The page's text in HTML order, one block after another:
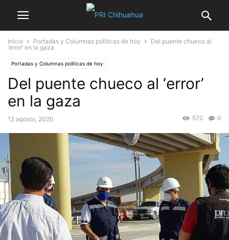
Inicio Portadas y Columnas políticas de hoy
Del puente chueco al
‘error’ en la gaza
Portadas y Columnas políticas de hoy
Del puente chueco al ‘error’
en la gaza
12 agosto, 2020 0
570